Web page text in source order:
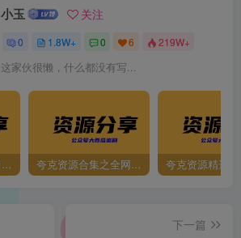
小玉 关注
0 1.8W+ 0 6 219W+
这家伙很懒，什么都没有写...
夸克资源小海洋每日更新资源大汇总（持续更新） 夸克资源合集之全网影视 夸克资源精选
下一篇